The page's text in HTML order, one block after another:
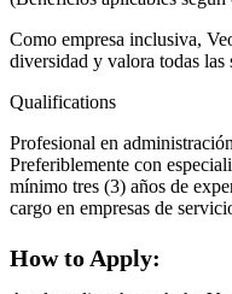
Como empresa inclusiva,
diversidad y valora todas
Qualifications
Profesional en
Preferiblemente con
mínimo tres (3) años de
cargo en empresas de
How to Apply: